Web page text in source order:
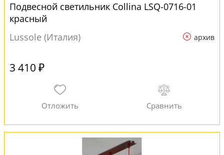
Подвесной светильник Collina LSQ-0716-01
красный
Lussole (Италия)
архив
3 410 ₽